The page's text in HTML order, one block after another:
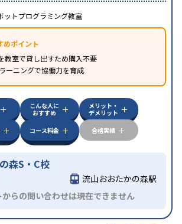
ットプログラミング教室
めポイント
教室で貸し出すため購入不要
ーニングで協働力を育成
こんな人に
おすすめ
メリット・
デメリット
コース料金 合格実績
森S・C校
流山おおたかの森駅
からの問い合わせは現在できません